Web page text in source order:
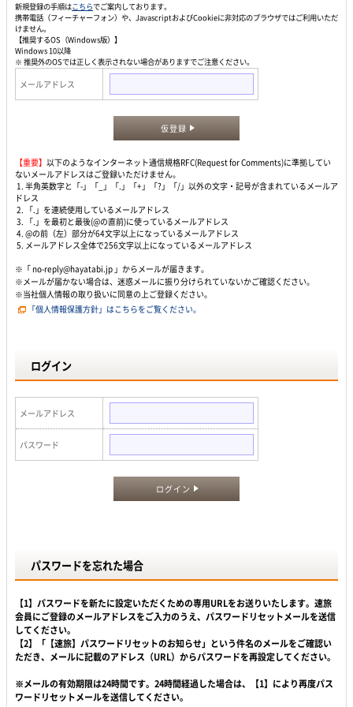
新規登録の手順はこちらでご案内しております。
携帯電話（フィーチャーフォン）や、JavascriptおよびCookieに非対応のブラウザではご利用いただ
けません。
【推奨するOS（Windows版）】
Windows 10以降
※ 推奨外のOSでは正しく表示されない場合がありますでご注意ください。
メールアドレス
仮登録
【重要】 以下のようなインターネット通信規格RFC(Request for Comments)に準拠してい
ないメールアドレスはご登録いただけません。
1. 半角英数字と「-」「_」「.」「+」「?」「/」以外の文字・記号が含まれているメールア
ドレス
2. 「.」を連続使用しているメールアドレス
3. 「.」を最初と最後(@の直前)に使っているメールアドレス
4. @の前（左）部分が64文字以上になっているメールアドレス
5. メールアドレス全体で256文字以上になっているメールアドレス
※「 no-reply@hayatabi.jp 」からメールが届きます。
※メールが届かない場合は、迷惑メールに振り分けられていないかご確認ください。
※当社個人情報の取り扱いに同意の上ご登録ください。
「個人情報保護方針」はこちらをご覧ください。
ログイン
メールアドレス
パスワード
ログイン
パスワードを忘れた場合
【1】パスワードを新たに設定いただくための専用URLをお送りいたします。速旅
会員にご登録のメールアドレスをご入力のうえ、パスワードリセットメールを送信
してください。
【2】「【速旅】パスワードリセットのお知らせ」という件名のメールをご確認い
ただき、メールに記載のアドレス（URL）からパスワードを再設定してください。
※メールの有効期限は24時間です。24時間経過した場合は、【1】により再度パス
ワードリセットメールを送信してください。